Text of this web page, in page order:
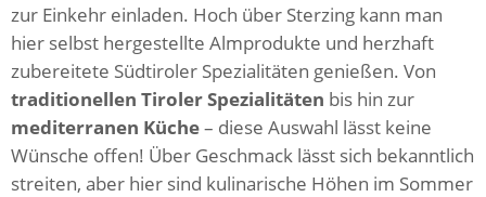
zur Einkehr einladen. Hoch über Sterzing kann man
hier selbst hergestellte Almprodukte und herzhaft
zubereitete Südtiroler Spezialitäten genießen. Von
traditionellen Tiroler Spezialitäten bis hin zur
mediterranen Küche– diese Auswahl lässt keine
Wünsche offen! Über Geschmack lässt sich bekanntlich
streiten, aber hier sind kulinarische Höhen im Sommer